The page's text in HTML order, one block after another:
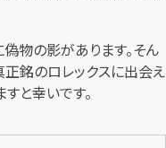
物の影があります。そん
銘のロレックスに出会え
と幸いです。